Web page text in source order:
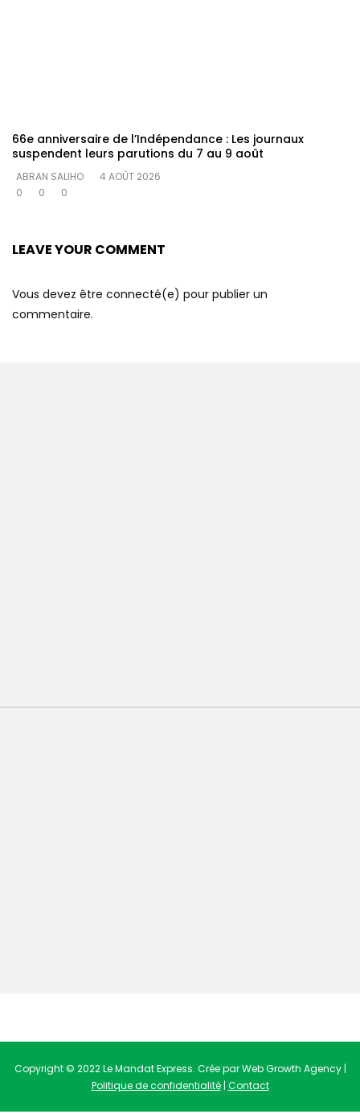
66e anniversaire de l’Indépendance : Les journaux
suspendent leurs parutions du 7 au 9 août
ABRAN SALIHO
4 AOÛT 2026
0
0 0
LEAVE YOUR COMMENT
Vous devez être connecté(e) pour publier un
commentaire.
Copyright © 2022 Le Mandat Express. Crée par Web Growth Agency |
Politique de confidentialité| Contact